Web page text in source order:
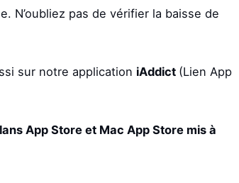
N’oubliez pas de vérifier la baisse de
sur notre application iAddict (Lien App
App Store et Mac App Store mis à